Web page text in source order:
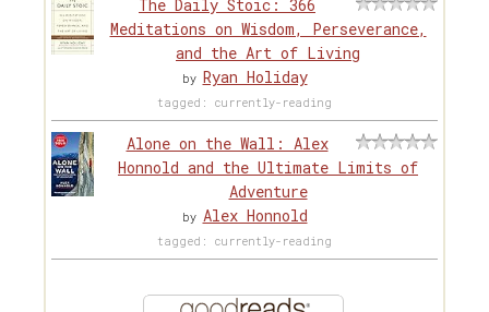
The Daily Stoic: 366
Meditations on Wisdom, Perseverance,
and the Art of Living
by Ryan Holiday
tagged: currently-reading
Alone on the Wall: Alex
Honnold and the Ultimate Limits of
Adventure
by Alex Honnold
tagged: currently-reading